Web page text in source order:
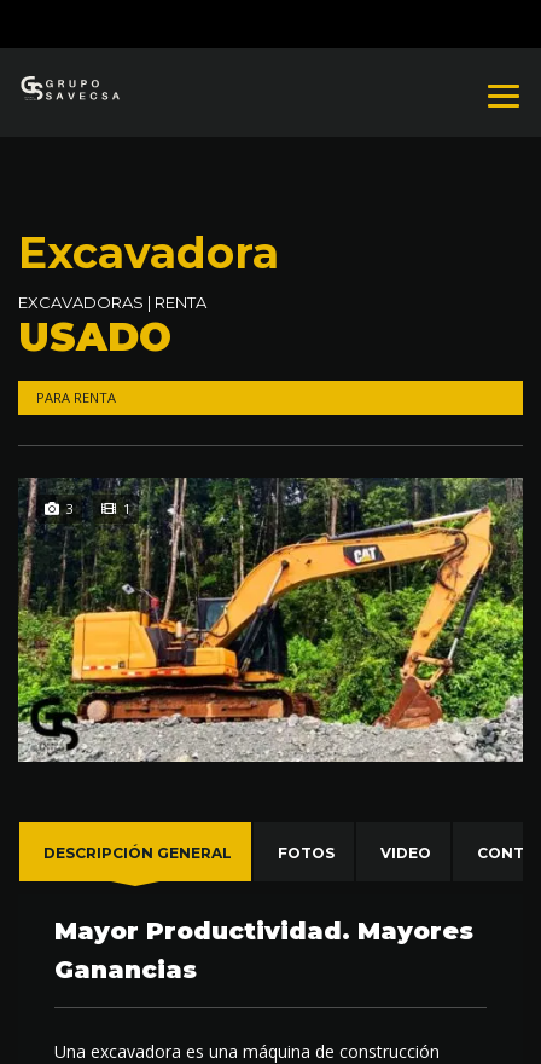
Excavadora
EXCAVADORAS | RENTA
USADO
PARA RENTA
3 1
DESCRIPCIÓN GENERAL FOTOS VIDEO
Mayor Productividad. Mayores
Ganancias
Una excavadora es una máquina de construcción